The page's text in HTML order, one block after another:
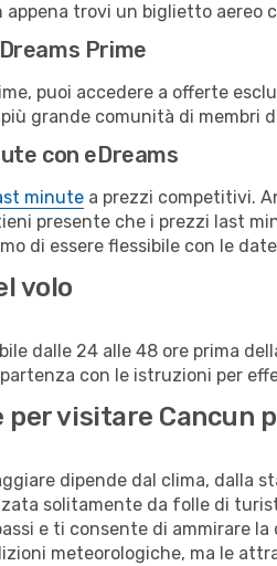
appena trovi un biglietto aereo
Prime
puoi accedere a offerte
grande comunità di membri
con eDreams
minute a prezzi competitivi.
presente che i prezzi last
di essere flessibile con le
volo
dalle 24 alle 48 ore prima
con le istruzioni per
visitare Cancun
dipende dal clima, dalla
solitamente da folle di
e ti consente di ammirare
meteorologiche, ma le